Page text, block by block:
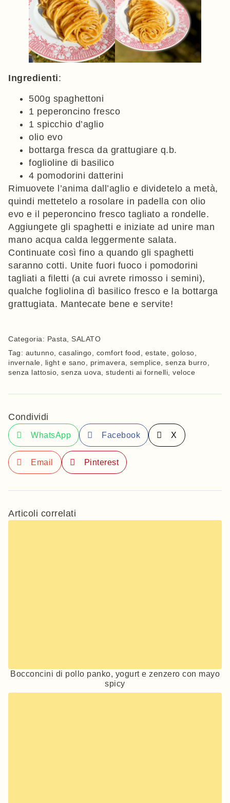
Ingredienti:
500g spaghettoni
1 peperoncino fresco
1 spicchio d’aglio
olio evo
bottarga fresca da grattugiare q.b.
foglioline di basilico
4 pomodorini datterini
Rimuovete l’anima dall’aglio e dividetelo a metà,
quindi mettetelo a rosolare in padella con olio
evo e il peperoncino fresco tagliato a rondelle.
Aggiungete gli spaghetti e iniziate ad unire man
mano acqua calda leggermente salata.
Continuate così fino a quando gli spaghetti
saranno cotti. Unite fuori fuoco i pomodorini
tagliati a filetti (a cui avrete rimosso i semini),
qualche fogliolina dì basilico fresco e la bottarga
grattugiata. Mantecate bene e servite!
Categoria: Pasta, SALATO
Tag: autunno, casalingo, comfort food, estate, goloso,
invernale, light e sano, primavera, semplice, senza burro,
senza lattosio, senza uova, studenti ai fornelli, veloce
Condividi
WhatsApp Facebook X
Email Pinterest
Articoli correlati
Bocconcini di pollo panko, yogurt e zenzero con mayo
spicy